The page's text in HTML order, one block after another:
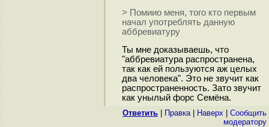
> Помиио меня, того кто первым
начал употреблять данную
аббревиатуру
Ты мне доказываешь, что
"аббревиатура распространена,
так как ей пользуются аж целых
два человека". Это не звучит как
распространенность. Зато звучит
как унылый форс Семёна.
Ответить Правка| Наверх
Cообщить
модератору